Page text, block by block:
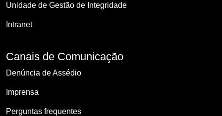
Unidade de Gestão de Integridade
Intranet
Canais de Comunicação
Denúncia de Assédio
Imprensa
Perguntas frequentes